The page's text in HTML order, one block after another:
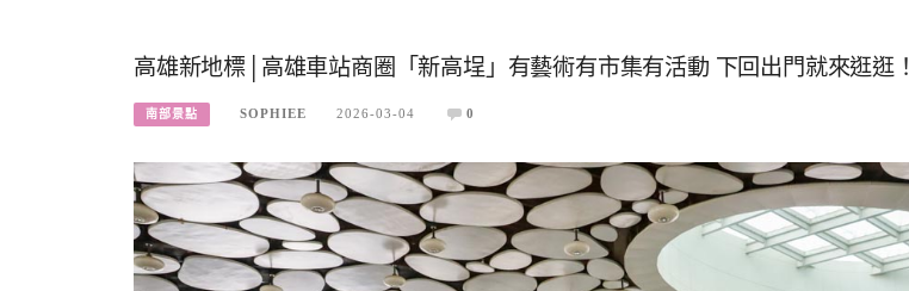
高雄新地標│高雄車站商圈「新高埕」有藝術有市集有活動 下回出門就來逛逛！
南部景點 SOPHIEE 2026-03-04 0